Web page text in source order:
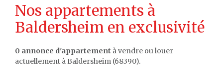
Nos appartements à
Baldersheim en exclusivité
0 annonce d'appartement à vendre ou louer
actuellement à Baldersheim (68390).